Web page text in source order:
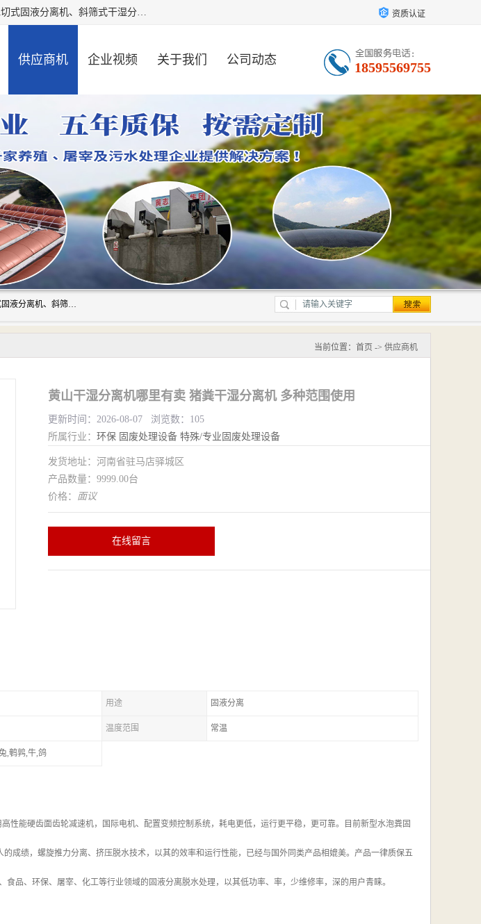
河南精拓环保设备有限公司（咨询电话：18595569755），主营产品：水力筛式固液分离机、水切式固液分离机、斜筛式干湿分离机、养猪场固液分离机、斜筛式固液分离机、屠宰场固液分离机、猪场干湿分离机等。公司从事固液分离设备及配套沼气池的研发、设计、销售与施工，并提供污水处理整体解决方案。 资质认证
供应商机 企业视频 关于我们 公司动态 18595569755
河南精拓环保设备有限公司（咨询电话：18595569755），主营产品：水力筛式固液分离机、水切式固液分离机、斜筛式干湿分离机、养猪场固液分离机、斜筛式固液分离机、屠宰场固液分离机、猪场干湿分离机等。公司从事固液分离设备及配套沼气池的研发、设计、销售与施工，并提供污水处理整体解决方案。
当前位置： 首页 -> 供应商机
黄山干湿分离机哪里有卖 猪粪干湿分离机 多种范围使用
更新时间：2026-08-07 浏览数：105
所属行业： 环保 固废处理设备 特殊/专业固废处理设备
发货地址：河南省驻马店驿城区
产品数量：9999.00台
价格： 面议
在线留言
用途 固液分离
温度范围 常温
,鹌鹑,牛,鸽
性能硬齿面齿轮减速机，国际电机、配置变频控制系统，耗电更低，运行更平稳，更可靠。目前新型水泡粪固
成绩，螺旋推力分离、挤压脱水技术，以其的效率和运行性能，已经与国外同类产品相媲美。产品一律质保五
品、环保、屠宰、化工等行业领域的固液分离脱水处理，以其低功率、率，少维修率，深的用户青睐。